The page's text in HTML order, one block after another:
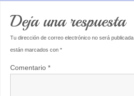
Deja una respuesta
Tu dirección de correo electrónico no será publicada.
están marcados con*
Comentario*